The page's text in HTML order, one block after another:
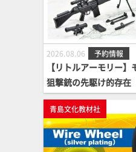
2026.08.06 予約情報
【リトルアーモリー
狙撃銃の先駆け的存在
場！
青島文化教材社